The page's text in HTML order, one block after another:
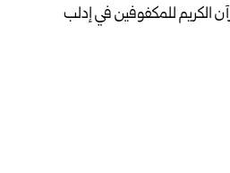
الكريم للمكفوفين في إدلب